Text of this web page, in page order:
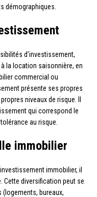
démographiques.
d’investissement,
la location saisonnière, en
commercial ou
présente ses propres
niveaux de risque. Il
qui correspond le
au risque.
immobilier
immobilier, il
Cette diversification peut se
bureaux,